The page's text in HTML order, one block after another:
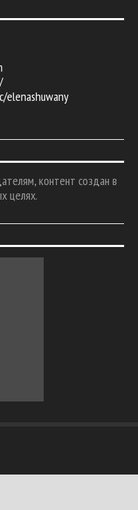
elenashuwany
контент создан в
целях.